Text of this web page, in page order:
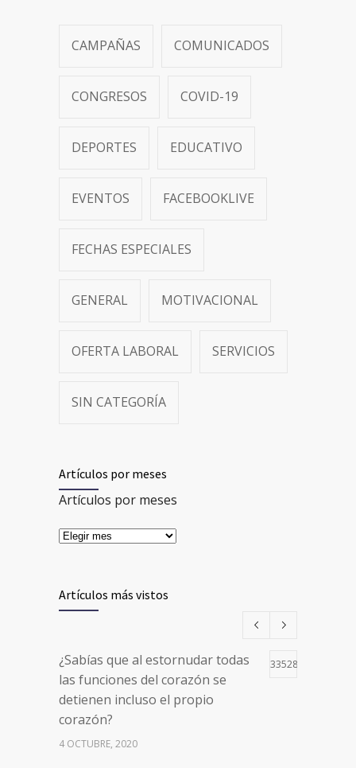
CAMPAÑAS COMUNICADOS
CONGRESOS COVID-19
DEPORTES EDUCATIVO
EVENTOS FACEBOOKLIVE
FECHAS ESPECIALES
GENERAL MOTIVACIONAL
OFERTA LABORAL SERVICIOS
SIN CATEGORÍA
Artículos por meses
Artículos por meses
Artículos más vistos
¿Sabías que al estornudar todas
las funciones del corazón se
detienen incluso el propio
corazón?
33528
4 OCTUBRE, 2020